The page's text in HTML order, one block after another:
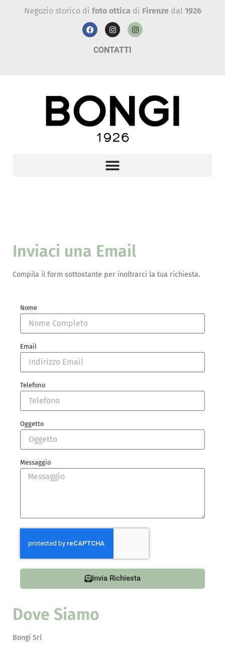
Negozio storico di foto ottica di Firenzedal 1926
CONTATTI
Inviaci una Email
Compila il form sottostante per inoltrarci la tua richiesta.
Nome
Email
Telefono
Oggetto
Messaggio
Invia Richiesta
Dove Siamo
Bongi Srl